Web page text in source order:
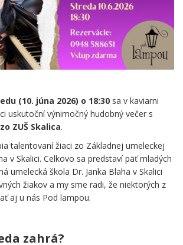
(10. júna 2026) o 18:30 sa v kaviarni
uskutoční výnimočný hudobný večer s
ZUŠ Skalica.
talentovaní žiaci zo Základnej umeleckej
v Skalici. Celkovo sa predstaví päť mladých
umelecká škola Dr. Janka Blaha v Skalici
žiakov a my sme radi, že niektorých z
aj u nás Pod lampou.
zahrá?